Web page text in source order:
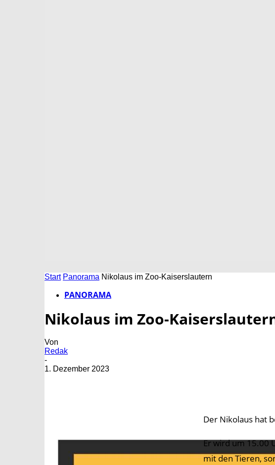
Start Panorama Nikolaus im Zoo-Kaiserslautern
PANORAMA
Nikolaus im Zoo-
Von
Redak
-
1. Dezember 2023
Der Nikolaus hat
Er wird um 15.00
mit den Tieren,